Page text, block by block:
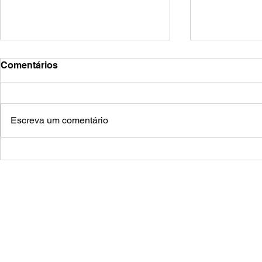
o rio do poeta
riomar
Comentários
Escreva um comentário